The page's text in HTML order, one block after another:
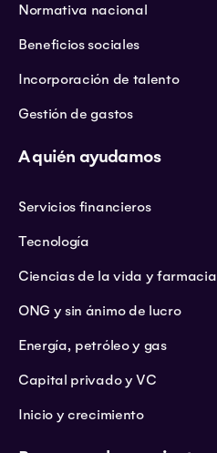
Normativa nacional
Beneficios sociales
Incorporación de talento
Gestión de gastos
A quién ayudamos
Servicios financieros
Tecnología
Ciencias de la vida y farmacia
ONG y sin ánimo de lucro
Energía, petróleo y gas
Capital privado y VC
Inicio y crecimiento